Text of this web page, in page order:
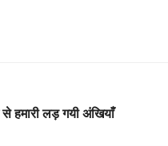
हमारी लड़ गयी अंखियाँ